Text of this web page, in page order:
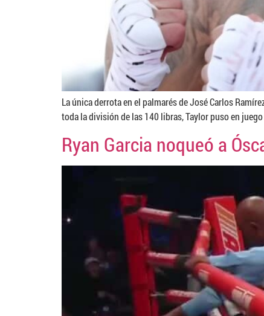
La única derrota en el palmarés de José Carlos
toda la división de las 140 libras, Taylor puso en
Ryan Garcia noqueó a